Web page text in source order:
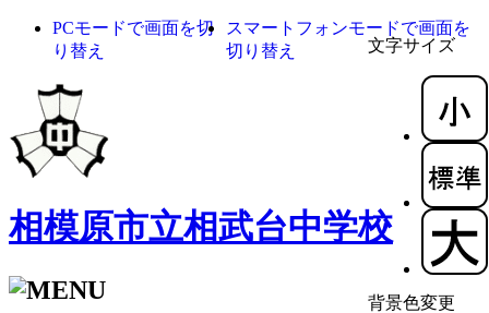
文字サイズ
背景色変更
PCモードで画面を切
り替え
スマートフォンモードで画面を
切り替え
相模原市立相武台中学校